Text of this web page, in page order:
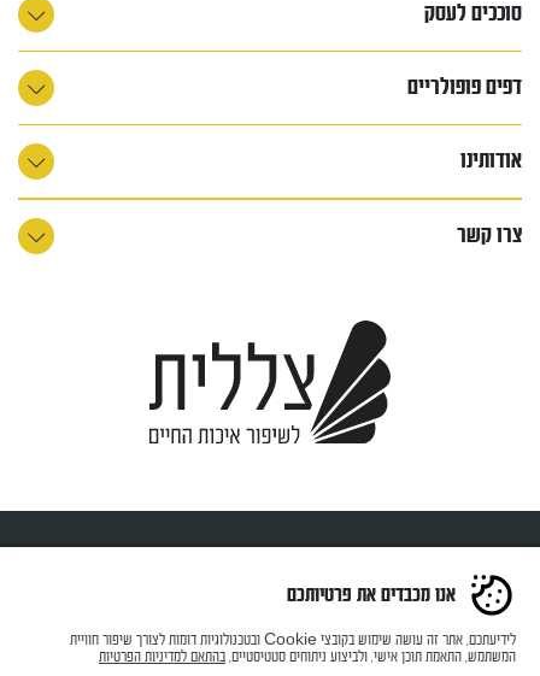
סוככים לעסק
דפים פופולריים
אודותינו
צרו קשר
Website & SEO by Webguru | Web Design by PURE DESIGN
אנו מכבדים את פרטיותכם
לידיעתכם, אתר זה עושה שימוש בקובצי Cookie ובטכנולוגיות דומות לצורך שיפור חוויית
המשתמש, התאמת תוכן אישי, ולביצוע ניתוחים סטטיסטיים, בהתאם למדיניות הפרטיות